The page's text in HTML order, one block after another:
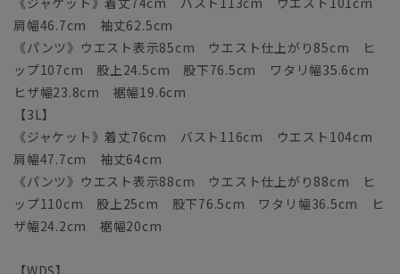
肩幅46.7cm 袖丈62.5cm
《パンツ》ウエスト表示85cm ウエスト仕上がり85cm ヒ
ップ107cm 股上24.5cm 股下76.5cm ワタリ幅35.6cm
ヒザ幅23.8cm 裾幅19.6cm
【3L】
《ジャケット》着丈76cm バスト116cm ウエスト104cm
肩幅47.7cm 袖丈64cm
《パンツ》ウエスト表示88cm ウエスト仕上がり88cm ヒ
ップ110cm 股上25cm 股下76.5cm ワタリ幅36.5cm ヒ
ザ幅24.2cm 裾幅20cm
【WDS】